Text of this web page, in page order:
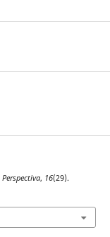
Perspectiva, 16(29).